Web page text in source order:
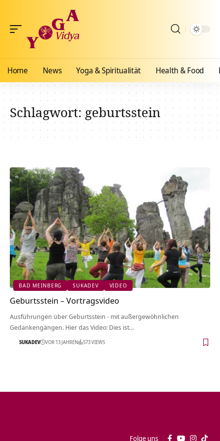
Home News Yoga & Spiritualität Health & Food
Schlagwort:geburtsstein
BAD MEINBERG SUKADEV VIDEO
Geburtsstein‏‎ – Vortragsvideo
Ausführungen über Geburtsstein‏‎ - mit außergewöhnlichen
Gedankengängen. Hier das Video: Dies ist…
SUKADEV VOR 13 JAHREN 573 VIEWS
Folge uns